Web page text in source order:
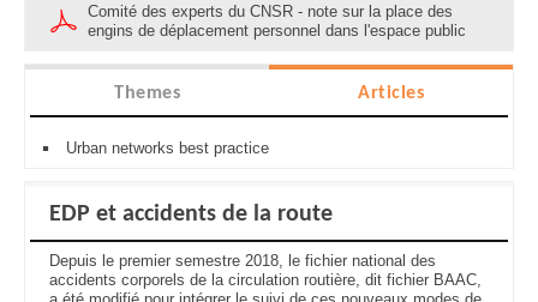
Comité des experts du CNSR - note sur la place des
engins de déplacement personnel dans l'espace public
Themes Articles
Urban networks best practice
EDP et accidents de la route
Depuis le premier semestre 2018, le fichier national des
accidents corporels de la circulation routière, dit fichier BAAC,
a été modifié pour intégrer le suivi de ces nouveaux modes de